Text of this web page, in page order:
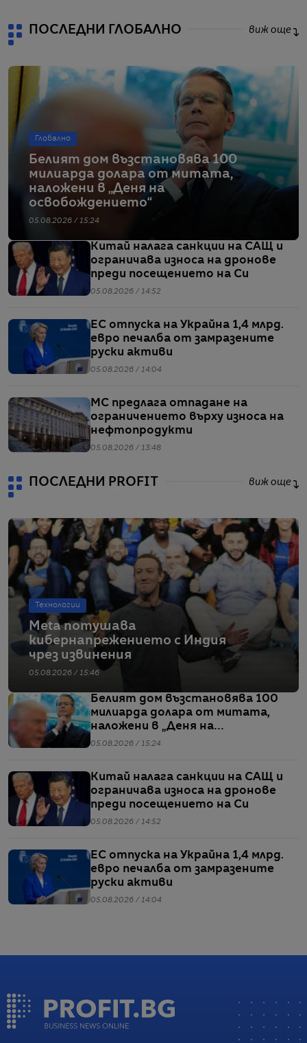
ПОСЛЕДНИ ГЛОБАЛНО виж още
Глобално
Белият дом възстановява 100
милиарда долара от митата,
наложени в „Деня на
освобождението“
05.08.2026 / 15:24
Китай налага санкции на САЩ и
ограничава износа на дронове
преди посещението на Си
05.08.2026 / 14:52
ЕС отпуска на Украйна 1,4 млрд.
евро печалба от замразените
руски активи
05.08.2026 / 14:04
МС предлага отпадане на
ограничението върху износа на
нефтопродукти
05.08.2026 / 13:48
ПОСЛЕДНИ PROFIT виж още
Технологии
Meta потушава
кибернапрежението с Индия
чрез извинения
05.08.2026 / 15:46
Белият дом възстановява 100
милиарда долара от митата,
наложени в „Деня на
освобождението“
05.08.2026 / 15:24
Китай налага санкции на САЩ и
ограничава износа на дронове
преди посещението на Си
05.08.2026 / 14:52
ЕС отпуска на Украйна 1,4 млрд.
евро печалба от замразените
руски активи
05.08.2026 / 14:04